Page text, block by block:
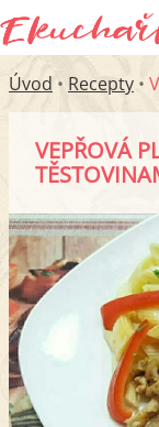
Úvod • Recepty •
VEPŘOVÁ